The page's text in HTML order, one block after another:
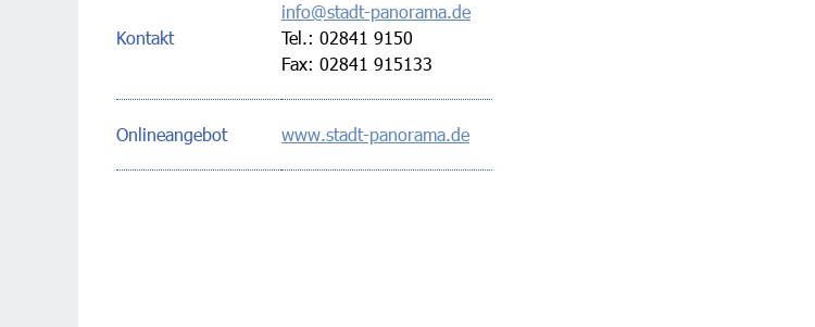
Kontakt
info@stadt-panorama.de
Tel.: 02841 9150
Fax: 02841 915133
Onlineangebot www.stadt-panorama.de